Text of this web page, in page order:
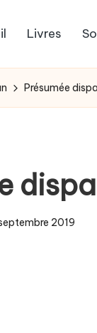
Livres
Présumée
2019